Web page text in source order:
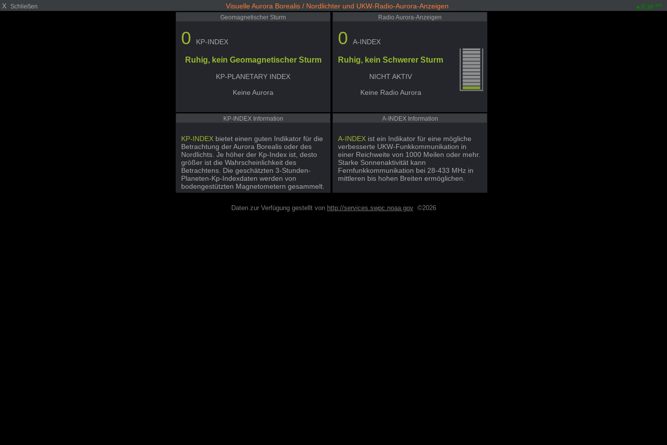
X Schließen Visuelle Aurora Borealis / Nordlichter und UKW-Radio-Aurora-Anzeigen 8:30 am
Geomagnetischer Sturm
0 KP-INDEX
Ruhig, kein Geomagnetischer Sturm
KP-PLANETARY INDEX
Keine Aurora
Radio Aurora-Anzeigen
0 A-INDEX
Ruhig, kein Schwerer Sturm
NICHT AKTIV
Keine Radio Aurora
KP-INDEX Information
KP-INDEX bietet einen guten Indikator für die
Betrachtung der Aurora Borealis oder des
Nordlichts. Je höher der Kp-Index ist, desto
größer ist die Wahrscheinlichkeit des
Betrachtens. Die geschätzten 3-Stunden-
Planeten-Kp-Indexdaten werden von
bodengestützten Magnetometern gesammelt.
A-INDEX Information
A-INDEX ist ein Indikator für eine mögliche
verbesserte UKW-Funkkommunikation in
einer Reichweite von 1000 Meilen oder mehr.
Starke Sonnenaktivität kann
Fernfunkkommunikation bei 28-433 MHz in
mittleren bis hohen Breiten ermöglichen.
Daten zur Verfügung gestellt von http://services.swpc.noaa.gov©2026